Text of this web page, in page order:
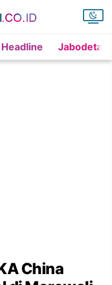
Headline
China